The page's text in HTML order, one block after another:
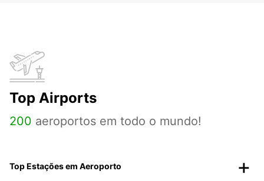
Top Airports
200 aeroportos em todo o mundo!
Top Estações em Aeroporto